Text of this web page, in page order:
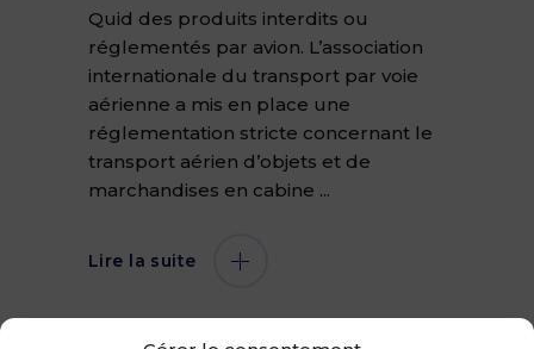
Quid des produits interdits ou
réglementés par avion. L’association
internationale du transport par voie
aérienne a mis en place une
réglementation stricte concernant le
transport aérien d’objets et de
marchandises en cabine
Lire la suite